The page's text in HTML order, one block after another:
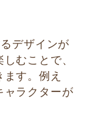
デザインが
むことで、
す。例え
ャラクターが